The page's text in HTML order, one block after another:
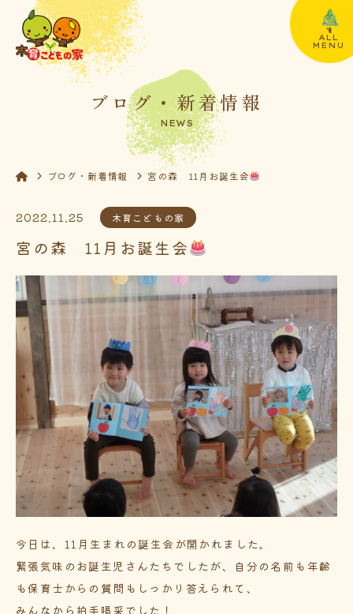
ALL
MENU
ブログ・新着情報
NEWS
ブログ・新着情報 宮の森 11月お誕生会
2022.11.25 木育こどもの家
宮の森 11月お誕生会
今日は、11月生まれの誕生会が開かれました。
緊張気味のお誕生児さんたちでしたが、自分の名前も年齢
も保育士からの質問もしっかり答えられて、
みんなから拍手喝采でした！